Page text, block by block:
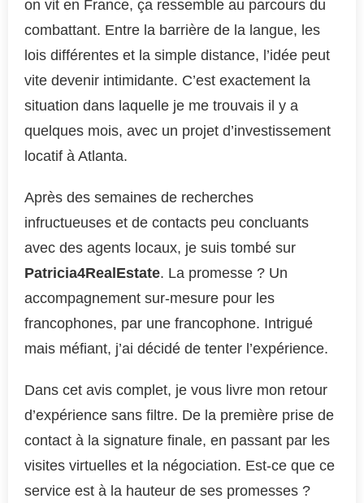
on vit en France, ça ressemble au parcours du
combattant. Entre la barrière de la langue, les
lois différentes et la simple distance, l’idée peut
vite devenir intimidante. C’est exactement la
situation dans laquelle je me trouvais il y a
quelques mois, avec un projet d’investissement
locatif à Atlanta.
Après des semaines de recherches
infructueuses et de contacts peu concluants
avec des agents locaux, je suis tombé sur
Patricia4RealEstate. La promesse ? Un
accompagnement sur-mesure pour les
francophones, par une francophone. Intrigué
mais méfiant, j’ai décidé de tenter l’expérience.
Dans cet avis complet, je vous livre mon retour
d’expérience sans filtre. De la première prise de
contact à la signature finale, en passant par les
visites virtuelles et la négociation. Est-ce que ce
service est à la hauteur de ses promesses ?